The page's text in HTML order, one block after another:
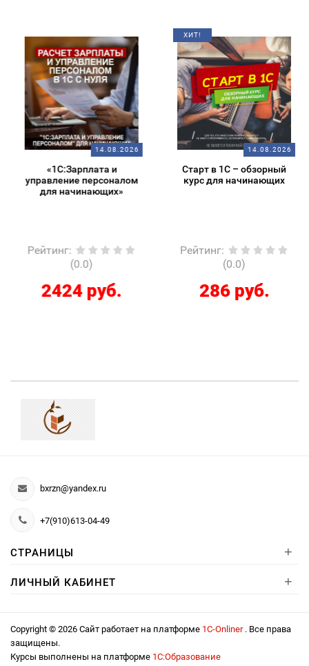
14.08.2026
«1С:Зарплата и
управление персоналом
для начинающих»
Рейтинг:
(0.0)
2424 руб.
ХИТ!
14.08.2026
Старт в 1С – обзорный
курс для начинающих
Рейтинг:
(0.0)
286 руб.
bxrzn@yandex.ru
+7(910)613-04-49
СТРАНИЦЫ +
ЛИЧНЫЙ КАБИНЕТ +
Copyright © 2026 Сайт работает на платформе 1С-Onliner . Все права
защищены.
Курсы выполнены на платформе 1С:Образование